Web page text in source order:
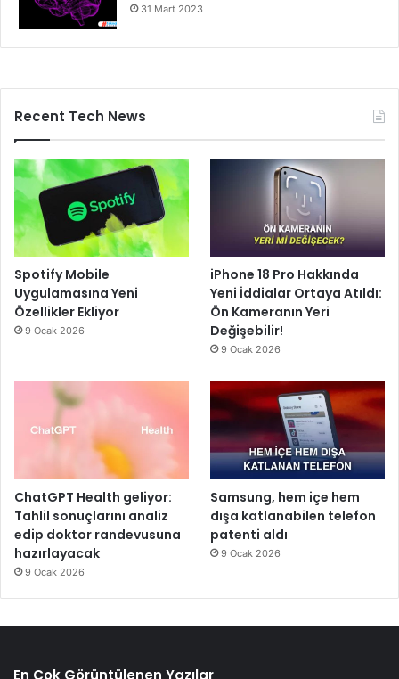
31 Mart 2023
Recent Tech News
Spotify Mobile
Uygulamasına Yeni
Özellikler Ekliyor
9 Ocak 2026
iPhone 18 Pro Hakkında
Yeni İddialar Ortaya Atıldı:
Ön Kameranın Yeri
Değişebilir!
9 Ocak 2026
ChatGPT Health geliyor:
Tahlil sonuçlarını analiz
edip doktor randevusuna
hazırlayacak
9 Ocak 2026
Samsung, hem içe hem
dışa katlanabilen telefon
patenti aldı
9 Ocak 2026